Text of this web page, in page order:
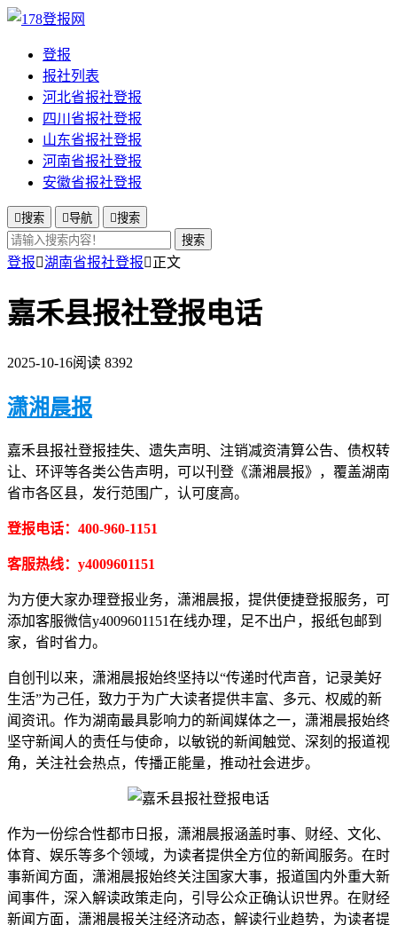
登报
报社列表
河北省报社登报
四川省报社登报
山东省报社登报
河南省报社登报
安徽省报社登报
搜索 导航 搜索
搜索
登报湖南省报社登报正文
嘉禾县报社登报电话
2025-10-16阅读 8392
潇湘晨报
嘉禾县报社登报挂失、遗失声明、注销减资清算公告、债权转
让、环评等各类公告声明，可以刊登《潇湘晨报》，覆盖湖南
省市各区县，发行范围广，认可度高。
登报电话：400-960-1151
客服热线：y4009601151
为方便大家办理登报业务，潇湘晨报，提供便捷登报服务，可
添加客服微信y4009601151在线办理，足不出户，报纸包邮到
家，省时省力。
自创刊以来，潇湘晨报始终坚持以“传递时代声音，记录美好
生活”为己任，致力于为广大读者提供丰富、多元、权威的新
闻资讯。作为湖南最具影响力的新闻媒体之一，潇湘晨报始终
坚守新闻人的责任与使命，以敏锐的新闻触觉、深刻的报道视
角，关注社会热点，传播正能量，推动社会进步。
作为一份综合性都市日报，潇湘晨报涵盖时事、财经、文化、
体育、娱乐等多个领域，为读者提供全方位的新闻服务。在时
事新闻方面，潇湘晨报始终关注国家大事，报道国内外重大新
闻事件，深入解读政策走向，引导公众正确认识世界。在财经
新闻方面，潇湘晨报关注经济动态，解读行业趋势，为读者提